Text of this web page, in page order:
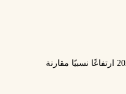
لكن من المتوقع أن تشهد أسعار 2026 ارتفاعًا نسبيًا مقارنة